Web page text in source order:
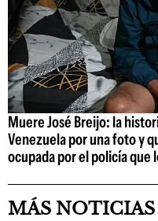
Muere José Breijo: la
Venezuela por una foto y
ocupada por el policía que
MÁS